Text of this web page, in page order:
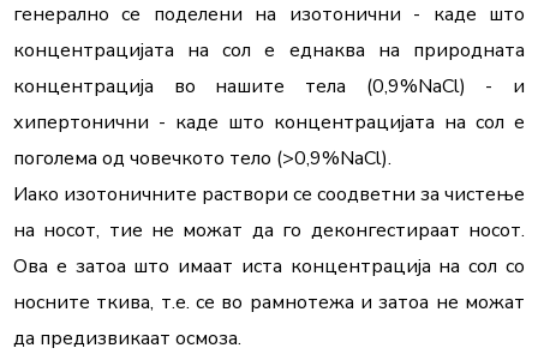
генерално се поделени на изотонични - каде што
концентрацијата на сол е еднаква на природната
концентрација во нашите тела (0,9%NaCl) - и
хипертонични - каде што концентрацијата на сол е
поголема од човечкото тело (>0,9%NaCl).
Иако изотоничните раствори се соодветни за чистење
на носот, тие не можат да го деконгестираат носот.
Ова е затоа што имаат иста концентрација на сол со
носните ткива, т.е. се во рамнотежа и затоа не можат
да предизвикаат осмоза.